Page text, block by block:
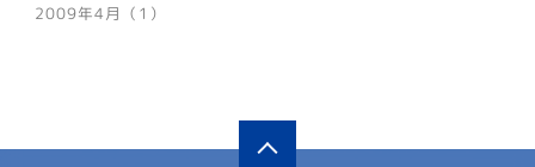
2009年4月（1）